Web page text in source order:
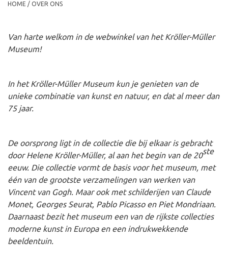
HOME / OVER ONS
Van harte welkom in de webwinkel van het Kröller-Müller
Museum!
In het Kröller-Müller Museum kun je genieten van de
unieke combinatie van kunst en natuur, en dat al meer dan
75 jaar.
De oorsprong ligt in de collectie die bij elkaar is gebracht
door Helene Kröller-Müller, al aan het begin van de 20ste
eeuw. Die collectie vormt de basis voor het museum, met
één van de grootste verzamelingen van werken van
Vincent van Gogh. Maar ook met schilderijen van Claude
Monet, Georges Seurat, Pablo Picasso en Piet Mondriaan.
Daarnaast bezit het museum een van de rijkste collecties
moderne kunst in Europa en een indrukwekkende
beeldentuin.